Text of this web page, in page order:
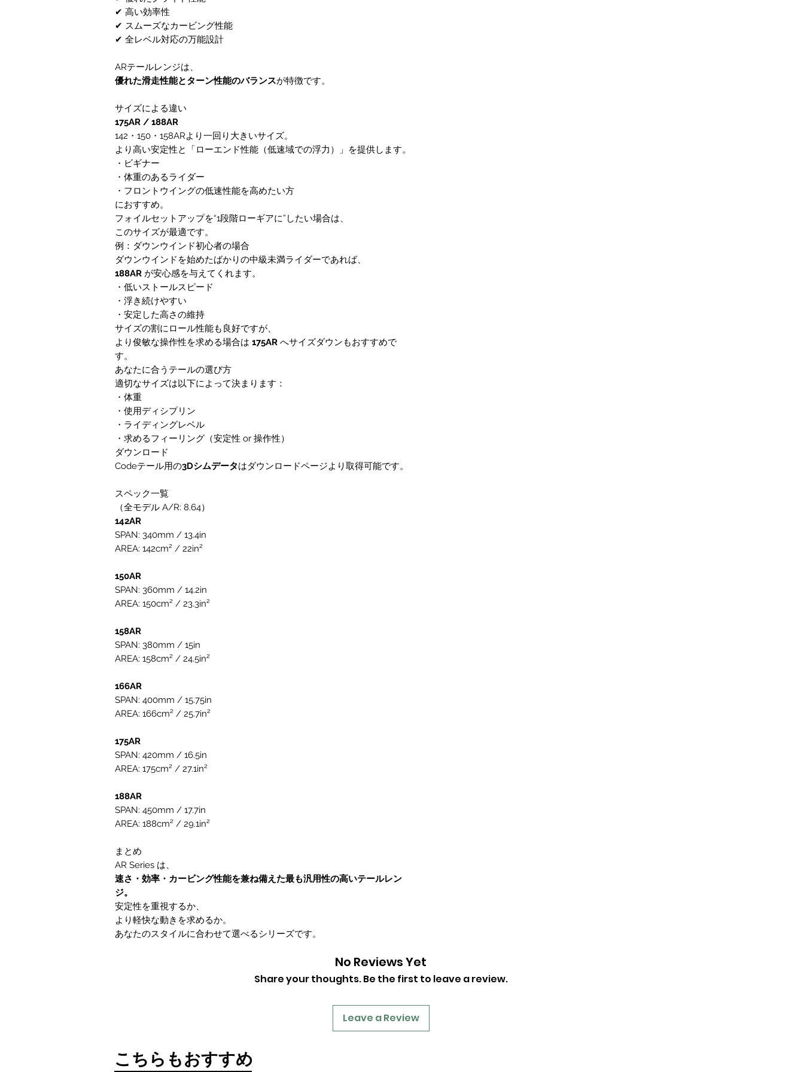
✔ 高い効率性
✔ スムーズなカービング性能
✔ 全レベル対応の万能設計
ARテールレンジは、
優れた滑走性能とターン性能のバランスが特徴です。
サイズによる違い
175AR / 188AR
142・150・158ARより一回り大きいサイズ。
より高い安定性と「ローエンド性能（低速域での浮力）」を提供します。
・ビギナー
・体重のあるライダー
・フロントウイングの低速性能を高めたい方
におすすめ。
フォイルセットアップを“1段階ローギアに”したい場合は、
このサイズが最適です。
例：ダウンウインド初心者の場合
ダウンウインドを始めたばかりの中級未満ライダーであれば、
188ARが安心感を与えてくれます。
・低いストールスピード
・浮き続けやすい
・安定した高さの維持
サイズの割にロール性能も良好ですが、
より俊敏な操作性を求める場合は 175ARへサイズダウンもおすすめで
す。
あなたに合うテールの選び方
適切なサイズは以下によって決まります：
・体重
・使用ディシプリン
・ライディングレベル
・求めるフィーリング（安定性 or 操作性）
ダウンロード
Codeテール用の3Dシムデータはダウンロードページより取得可能です。
スペック一覧
（全モデル A/R: 8.64）
142AR
SPAN: 340mm / 13.4in
AREA: 142cm² / 22in²
150AR
SPAN: 360mm / 14.2in
AREA: 150cm² / 23.3in²
158AR
SPAN: 380mm / 15in
AREA: 158cm² / 24.5in²
166AR
SPAN: 400mm / 15.75in
AREA: 166cm² / 25.7in²
175AR
SPAN: 420mm / 16.5in
AREA: 175cm² / 27.1in²
188AR
SPAN: 450mm / 17.7in
AREA: 188cm² / 29.1in²
まとめ
AR Series は、
速さ・効率・カービング性能を兼ね備えた最も汎用性の高いテールレン
ジ。
安定性を重視するか、
より軽快な動きを求めるか。
あなたのスタイルに合わせて選べるシリーズです。
No Reviews Yet
Share your thoughts. Be the first to leave a review.
Leave a Review
​こちらもおすすめ